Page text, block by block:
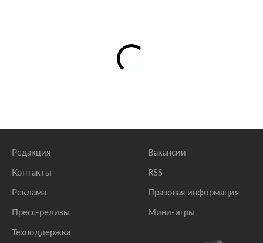
Редакция
Контакты
Реклама
Пресс-релизы
Техподдержка
Вакансии
RSS
Правовая информация
Мини-игры